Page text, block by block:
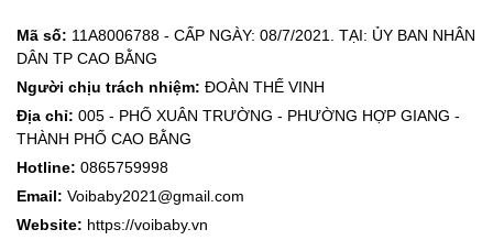
Mã số: 11A8006788 - CẤP NGÀY: 08/7/2021. TẠI: ỦY BAN NHÂN
DÂN TP CAO BẰNG
Người chịu trách nhiệm: ĐOÀN THẾ VINH
Địa chỉ: 005 - PHỐ XUÂN TRƯỜNG - PHƯỜNG HỢP GIANG -
THÀNH PHỐ CAO BẰNG
Hotline: 0865759998
Email: Voibaby2021@gmail.com
Website: https://voibaby.vn